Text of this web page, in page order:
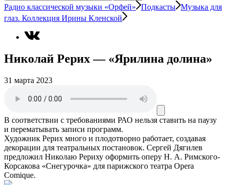
Радио классической музыки «Орфей» Подкасты Музыка для
глаз. Коллекция Ирины Кленской
Николай Рерих — «Ярилина долина»
31 марта 2023
В соответствии с требованиями РАО нельзя ставить на паузу
и перематывать записи программ.
Художник Рерих много и плодотворно работает, создавая
декорации для театральных постановок. Сергей Дягилев
предложил Николаю Рериху оформить оперу Н. А. Римского-
Корсакова «Снегурочка» для парижского театра Opera
Comique.